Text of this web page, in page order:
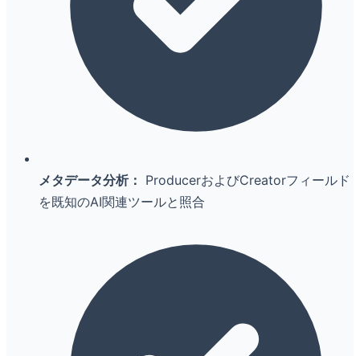
メタデータ分析： ProducerおよびCreatorフィールド
を既知のAI関連ツールと照合